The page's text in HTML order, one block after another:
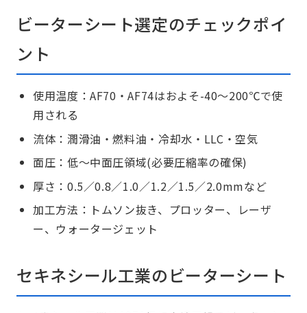
ビーターシート選定のチェックポイ
ント
使用温度：AF70・AF74はおよそ-40～200℃で使
用される
流体：潤滑油・燃料油・冷却水・LLC・空気
面圧：低～中面圧領域(必要圧縮率の確保)
厚さ：0.5／0.8／1.0／1.2／1.5／2.0mmなど
加工方法：トムソン抜き、プロッター、レーザ
ー、ウォータージェット
セキネシール工業のビーターシート